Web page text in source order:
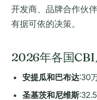
开发商、品牌合作伙
有据可依的决策。
2026年各国CBI
安提瓜和巴布达:30
圣基茨和尼维斯